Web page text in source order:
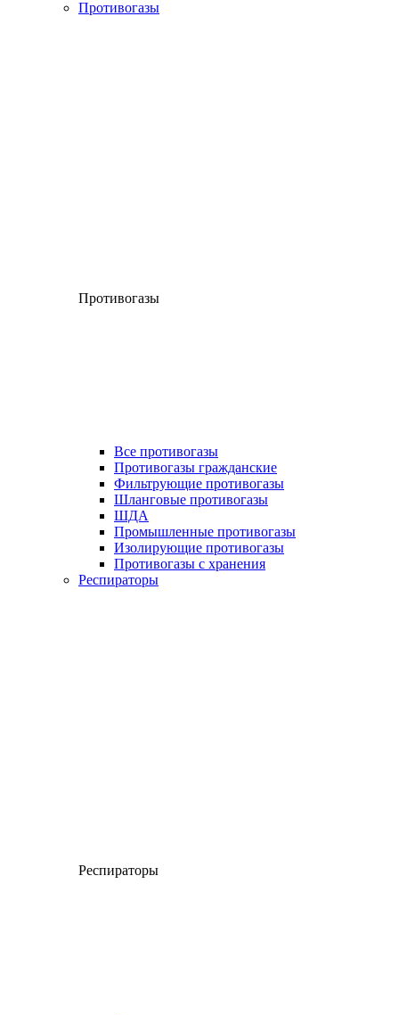
Противогазы
Противогазы
Все противогазы
Противогазы гражданские
Фильтрующие противогазы
Шланговые противогазы
ШДА
Промышленные противогазы
Изолирующие противогазы
Противогазы с хранения
Респираторы
Респираторы